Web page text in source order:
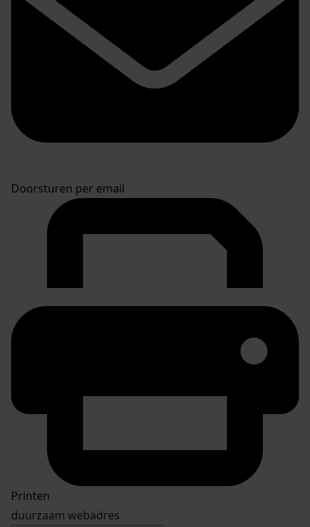
Doorsturen per email
Printen
duurzaam webadres